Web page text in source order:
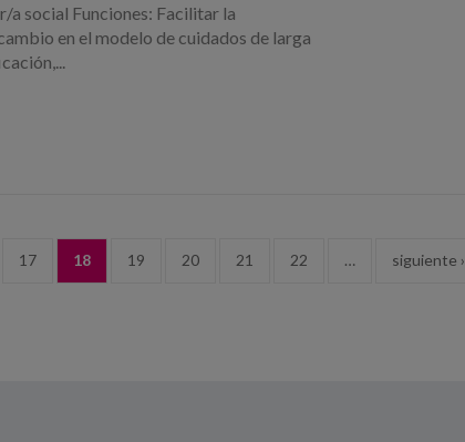
a social Funciones: Facilitar la
en el modelo de cuidados de larga
17 18 19 20 21 22 … siguiente ›